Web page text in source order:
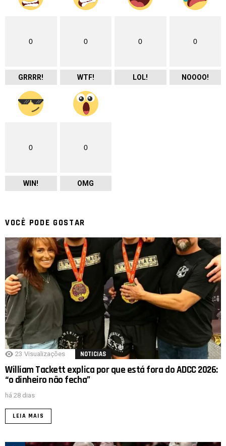
0
GRRRR!
0
WTF!
0
LOL!
0
NOOOO!
0
WIN!
0
OMG
VOCÊ PODE GOSTAR
23 Visualizações NOTICIAS
William Tackett explica por que está fora do ADCC 2026:
“o dinheiro não fecha”
há 28 dias
LEIA MAIS